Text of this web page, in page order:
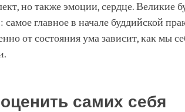
но также эмоции, сердце. Великие
самое главное в начале буддийской
от состояния ума зависит, как мы
самих себя